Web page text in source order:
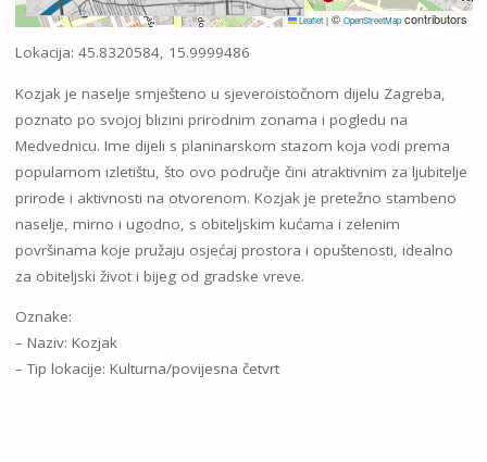
Leaflet |© OpenStreetMapcontributors
Lokacija: 45.8320584, 15.9999486
Kozjak je naselje smješteno u sjeveroistočnom dijelu Zagreba,
poznato po svojoj blizini prirodnim zonama i pogledu na
Medvednicu. Ime dijeli s planinarskom stazom koja vodi prema
popularnom izletištu, što ovo područje čini atraktivnim za ljubitelje
prirode i aktivnosti na otvorenom. Kozjak je pretežno stambeno
naselje, mirno i ugodno, s obiteljskim kućama i zelenim
površinama koje pružaju osjećaj prostora i opuštenosti, idealno
za obiteljski život i bijeg od gradske vreve.
Oznake:
– Naziv: Kozjak
– Tip lokacije: Kulturna/povijesna četvrt